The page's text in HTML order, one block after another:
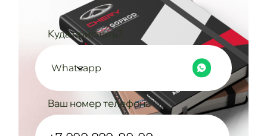
Куда прислать?
Whatsapp
Ваш номер телефона